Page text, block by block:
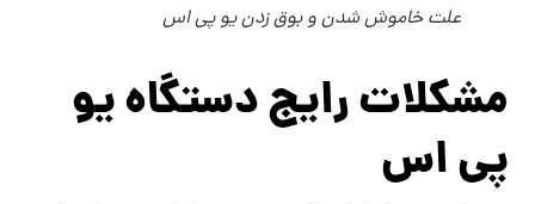
علت خاموش شدن و بوق زدن یو پی اس
مشکلات رایج دستگاه یو
پی اس